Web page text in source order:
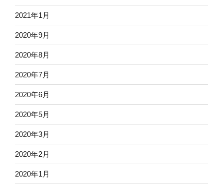
2021年1月
2020年9月
2020年8月
2020年7月
2020年6月
2020年5月
2020年3月
2020年2月
2020年1月